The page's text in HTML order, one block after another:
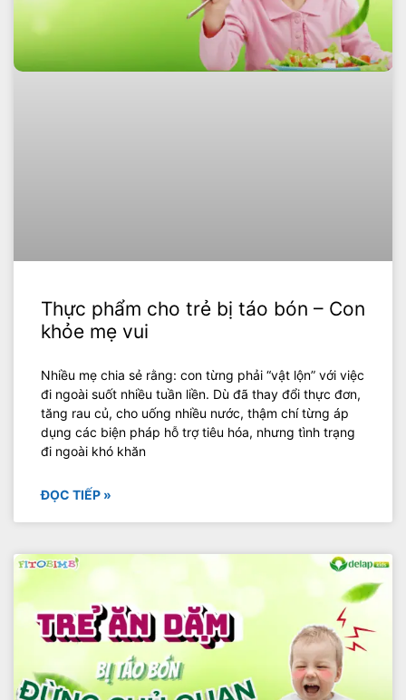
Thực phẩm cho trẻ bị táo bón – Con
khỏe mẹ vui
Nhiều mẹ chia sẻ rằng: con từng phải “vật lộn” với việc
đi ngoài suốt nhiều tuần liền. Dù đã thay đổi thực đơn,
tăng rau củ, cho uống nhiều nước, thậm chí từng áp
dụng các biện pháp hỗ trợ tiêu hóa, nhưng tình trạng
đi ngoài khó khăn
ĐỌC TIẾP »